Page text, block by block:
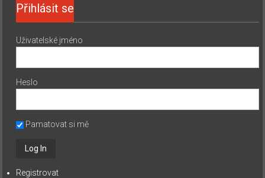
Přihlásit se
Uživatelské jméno
Heslo
Pamatovat si mě
Registrovat